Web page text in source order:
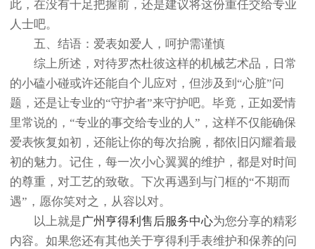
此，在没有十足把握前，还是建议将这份重任交给专业
人士吧。
五、结语：爱表如爱人，呵护需谨慎
综上所述，对待罗杰杜彼这样的机械艺术品，日常
的小磕小碰或许还能自个儿应对，但涉及到“心脏”问
题，还是让专业的“守护者”来守护吧。毕竟，正如爱情
里常说的，“专业的事交给专业的人”，这样不仅能确保
爱表恢复如初，还能让你的每次抬腕，都依旧闪耀着最
初的魅力。记住，每一次小心翼翼的维护，都是对时间
的尊重，对工艺的致敬。下次再遇到与门框的“不期而
遇”，愿你笑对之，从容以对。
以上就是广州亨得利售后服务中心为您分享的精彩
内容。如果您还有其他关于亨得利手表维护和保养的问